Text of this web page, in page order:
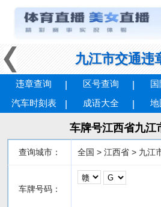
九江市交通违
违章查询 区号查询
汽车时刻表
成语大全 地
车牌号江西省九江
查询城市： 全国 > 江西省 > 九
车牌号码：